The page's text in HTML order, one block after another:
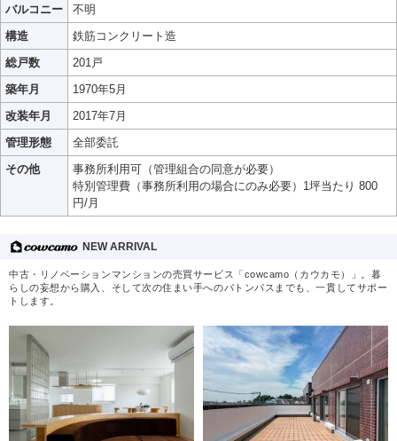
バルコニー
不明
構造
鉄筋コンクリート造
総戸数
201戸
築年月
1970年5月
改装年月
2017年7月
管理形態
全部委託
その他
事務所利用可（管理組合の同意が必要）
特別管理費（事務所利用の場合にのみ必要）1坪当たり 800
円/月
NEW ARRIVAL
中古・リノベーションマンションの売買サービス「cowcamo（カウカモ）」。暮
らしの妄想から購入、そして次の住まい手へのバトンパスまでも、一貫してサポー
トします。